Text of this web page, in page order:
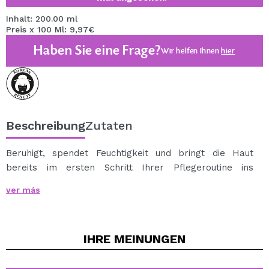
Inhalt: 200.00 ml
Preis x 100 Ml: 9,97€
Haben Sie eine Frage?Wir helfen Ihnenhier
BeschreibungZutaten
Beruhigt, spendet Feuchtigkeit und bringt die Haut
bereits im ersten Schritt Ihrer Pflegeroutine ins
Toner von HEVEBLUE
Die Formel basiert auf Centella-Asiatica-Wasser und ist
ver más
IHRE MEINUNGEN